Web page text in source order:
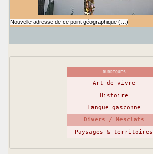
Nouvelle adresse de ce point géographique (…)
RUBRIQUES
Art de vivre
Histoire
Langue gasconne
Divers / Mesclats
Paysages & territoires